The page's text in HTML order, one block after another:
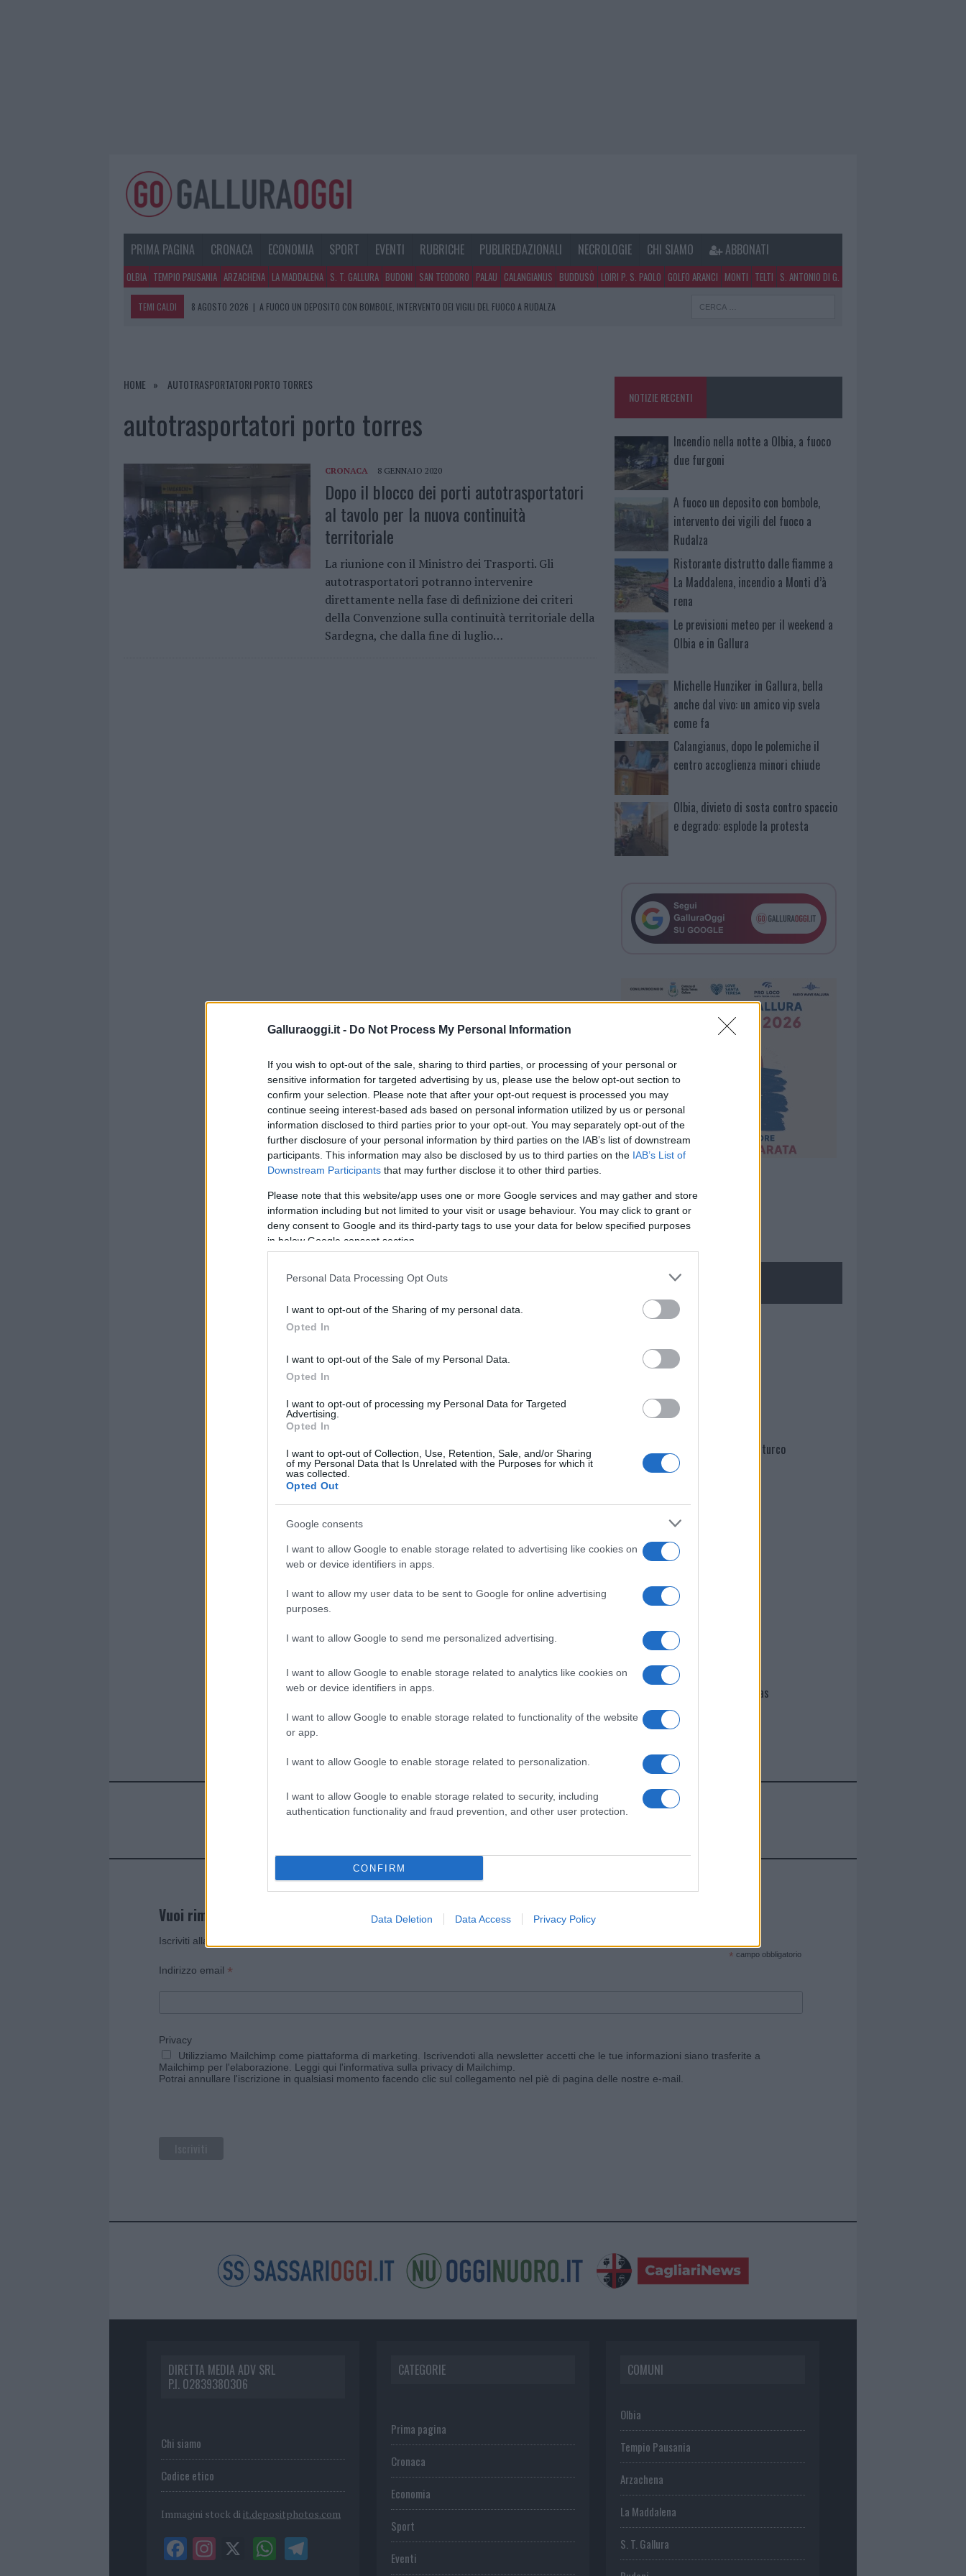
Galluraoggi.it - Do Not Process My Personal Information
If you wish to opt-out of the sale, sharing to third parties, or processing of your personal or
sensitive information for targeted advertising by us, please use the below opt-out section to
confirm your selection. Please note that after your opt-out request is processed you may
continue seeing interest-based ads based on personal information utilized by us or personal
information disclosed to third parties prior to your opt-out. You may separately opt-out of the
further disclosure of your personal information by third parties on the IAB’s list of downstream
participants. This information may also be disclosed by us to third parties on the IAB’s List of
Downstream Participants that may further disclose it to other third parties.
Please note that this website/app uses one or more Google services and may gather and store
information including but not limited to your visit or usage behaviour. You may click to grant or
deny consent to Google and its third-party tags to use your data for below specified purposes
in below Google consent section.
Personal Data Processing Opt Outs
I want to opt-out of the Sharing of my personal data.
Opted In
I want to opt-out of the Sale of my Personal Data.
Opted In
I want to opt-out of processing my Personal Data for Targeted
Advertising.
Opted In
I want to opt-out of Collection, Use, Retention, Sale, and/or Sharing
of my Personal Data that Is Unrelated with the Purposes for which it
was collected.
Opted Out
Google consents
I want to allow Google to enable storage related to advertising like cookies on
web or device identifiers in apps.
I want to allow my user data to be sent to Google for online advertising
purposes.
I want to allow Google to send me personalized advertising.
I want to allow Google to enable storage related to analytics like cookies on
web or device identifiers in apps.
I want to allow Google to enable storage related to functionality of the website
or app.
I want to allow Google to enable storage related to personalization.
I want to allow Google to enable storage related to security, including
authentication functionality and fraud prevention, and other user protection.
CONFIRM
Data Deletion Data Access Privacy Policy
PRIMA PAGINA CRONACA ECONOMIA SPORT EVENTI RUBRICHE PUBLIREDAZIONALI NECROLOGIE CHI SIAMO ABBONATI
OLBIA TEMPIO PAUSANIA ARZACHENA LA MADDALENA S. T. GALLURA BUDONI SAN TEODORO PALAU CALANGIANUS BUDDUSÒ LOIRI P. S. PAOLO GOLFO ARANCI MONTI TELTI S. ANTONIO DI G.
TEMI CALDI 8 AGOSTO 2026 | A FUOCO UN DEPOSITO CON BOMBOLE, INTERVENTO DEI VIGILI DEL FUOCO A RUDALZA
7 AGOSTO 2026 | MICHELLE HUNZIKER IN GALLURA, BELLA ANCHE DAL VIVO: UN AMICO VIP SVELA COME FA
HOME AUTOTRASPORTATORI PORTO TORRES
autotrasportatori porto torres
CRONACA 8 GENNAIO 2020
Dopo il blocco dei porti autotrasportatori
al tavolo per la nuova continuità
territoriale
La riunione con il Ministro dei Trasporti. Gli
autotrasportatori potranno intervenire
direttamente nella fase di definizione dei criteri
della Convenzione sulla continuità territoriale della
Sardegna, che dalla fine di luglio…
NOTIZIE RECENTI
Incendio nella notte a Olbia, a fuoco
due furgoni
A fuoco un deposito con bombole,
intervento dei vigili del fuoco a
Rudalza
Ristorante distrutto dalle fiamme a
La Maddalena, incendio a Monti d’à
rena
Le previsioni meteo per il weekend a
Olbia e in Gallura
Michelle Hunziker in Gallura, bella
anche dal vivo: un amico vip svela
come fa
Calangianus, dopo le polemiche il
centro accoglienza minori chiude
Olbia, divieto di sosta contro spaccio
e degrado: esplode la protesta
NECROLOGIE
Martina Agostina Diturco
I nostri cari
I nostri cari
Giovannimaria Cabras
Invia un Comunicato Stampa|Pubblicità|Segnala
Vuoi rimanere sempre aggiornato?
Iscriviti alla newsletter di Gallura Oggi e ricevi le nostre email periodiche contenenti le ultime notizie pubblicate sul sito web!
* campo obbligatorio
Indirizzo email *
Privacy
Utilizziamo Mailchimp come piattaforma di marketing. Iscrivendoti alla newsletter accetti che le tue informazioni siano trasferite a
Mailchimp per l'elaborazione. Leggi qui l'informativa sulla privacy di Mailchimp
Potrai annullare l'iscrizione in qualsiasi momento facendo clic sul collegamento nel piè di pagina delle nostre e-mail.
DIRETTA MEDIA ADV SRL
P.I. 02839380306
Chi siamo
Codice etico
Immagini stock di it.depositphotos.com
CATEGORIE
Prima pagina
Cronaca
Economia
Sport
Eventi
COMUNI
Olbia
Tempio Pausania
Arzachena
La Maddalena
S. T. Gallura